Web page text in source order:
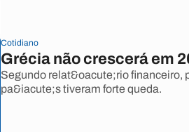
Cotidiano
Grécia não crescerá em
Segundo relat&oacute;rio financeiro,
pa&iacute;s tiveram forte queda.